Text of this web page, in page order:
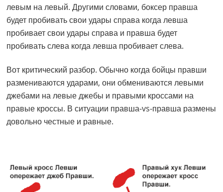
левым на левый. Другими словами, боксер правша
будет пробивать свои удары справа когда левша
пробивает свои удары справа и правша будет
пробивать слева когда левша пробивает слева.
Вот критический разбор. Обычно когда бойцы правши
размениваются ударами, они обмениваются левыми
джебами на левые джебы и правыми кроссами на
правые кроссы. В ситуации правша-vs-правша размены
довольно честные и равные.